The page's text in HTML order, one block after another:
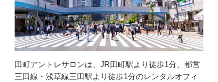
田町アントレサロンは、JR田町駅より徒歩1分、都営
三田線・浅草線三田駅より徒歩1分のレンタルオフィ